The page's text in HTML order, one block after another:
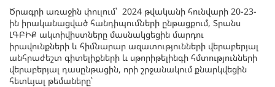
Ծրագրի առաջին փուլում՝ 2024 թվականի հունվարի 20-23-
ին իրականացված հանդիպումների ընթացքում, Տրանս
ԼԳԲԻՔ ակտիվիստները մասնակցեցին մարդու
իրավունքների և հիմնարար ազատությունների վերաբերյալ
անհրաժեշտ գիտելիքների և սթորիթելինգի հմտությունների
վերաբերյալ դասընթացին, որի շրջանակում քնարկվեցին
հետևյալ թեմաները՝